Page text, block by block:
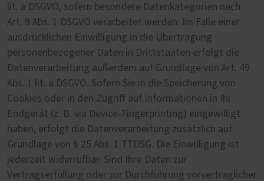
lit. a DSGVO, sofern besondere Datenkategorien nach
Art. 9 Abs. 1 DSGVO verarbeitet werden. Im Falle einer
ausdrücklichen Einwilligung in die Übertragung
personenbezogener Daten in Drittstaaten erfolgt die
Datenverarbeitung außerdem auf Grundlage von Art. 49
Abs. 1 lit. a DSGVO. Sofern Sie in die Speicherung von
Cookies oder in den Zugriff auf Informationen in Ihr
Endgerät (z. B. via Device-Fingerprinting) eingewilligt
haben, erfolgt die Datenverarbeitung zusätzlich auf
Grundlage von § 25 Abs. 1 TTDSG. Die Einwilligung ist
jederzeit widerrufbar. Sind Ihre Daten zur
Vertragserfüllung oder zur Durchführung vorvertraglicher